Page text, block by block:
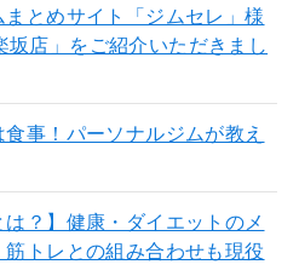
とめサイト「ジムセレ」様
店」をご紹介いただきまし
事！パーソナルジムが教え
は？】健康・ダイエットのメ
トレとの組み合わせも現役